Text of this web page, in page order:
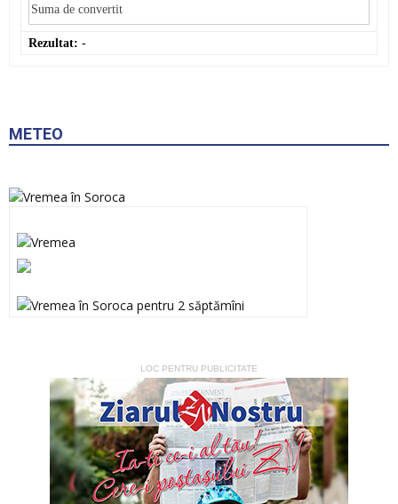
Rezultat: -
METEO
LOC PENTRU PUBLICITATE